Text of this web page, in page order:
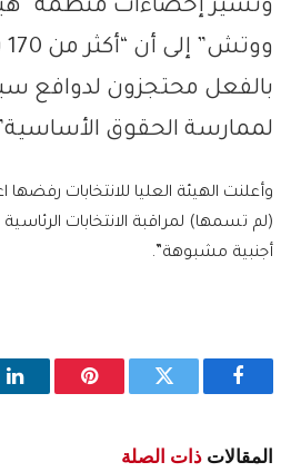
وتشير إحصاءات منظمة
بالفعل محتجزون لدوافع
لممارسة الحقوق
وأعلنت الهيئة العليا للانتخابات
(لم تسمها) لمراقبة الانتخابات
أجنبية مشبوهة”.
فيسبوك تويتر بينتيريست
المقالات ذات الصلة